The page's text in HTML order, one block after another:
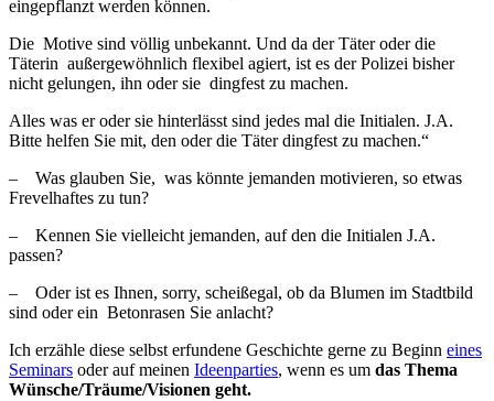
eingepflanzt werden können.
Die Motive sind völlig unbekannt. Und da der Täter oder die
Täterin außergewöhnlich flexibel agiert, ist es der Polizei bisher
nicht gelungen, ihn oder sie dingfest zu machen.
Alles was er oder sie hinterlässt sind jedes mal die Initialen. J.A.
Bitte helfen Sie mit, den oder die Täter dingfest zu machen.“
– Was glauben Sie, was könnte jemanden motivieren, so etwas
Frevelhaftes zu tun?
– Kennen Sie vielleicht jemanden, auf den die Initialen J.A.
passen?
– Oder ist es Ihnen, sorry, scheißegal, ob da Blumen im Stadtbild
sind oder ein Betonrasen Sie anlacht?
Ich erzähle diese selbst erfundene Geschichte gerne zu Beginn eines
Seminars oder auf meinen Ideenparties, wenn es um das Thema
Wünsche/Träume/Visionen geht.